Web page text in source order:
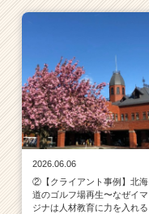
2026.06.06
②【クライアント事例】北海
道のゴルフ場再生〜なぜイマ
ジナは人材教育に力を入れる